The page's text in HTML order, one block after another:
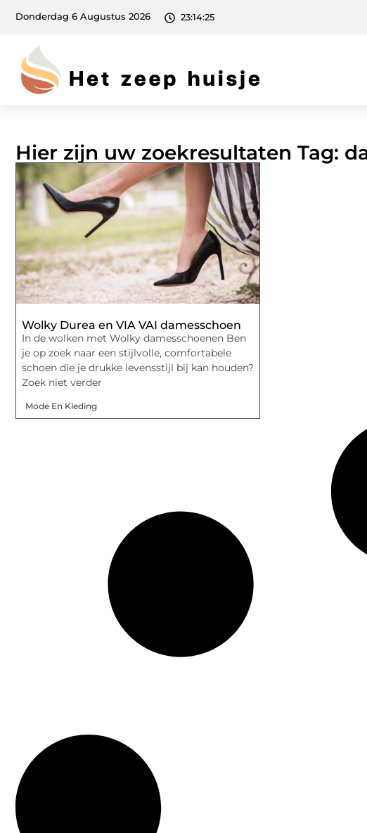
Donderdag 6 Augustus 2026 23:14:25
Hier zijn uw zoekresultaten Tag:
Wolky Durea en VIA VAI damesschoen
In de wolken met Wolky damesschoenen Ben
je op zoek naar een stijlvolle, comfortabele
schoen die je drukke levensstijl bij kan houden?
Zoek niet verder
Mode En Kleding